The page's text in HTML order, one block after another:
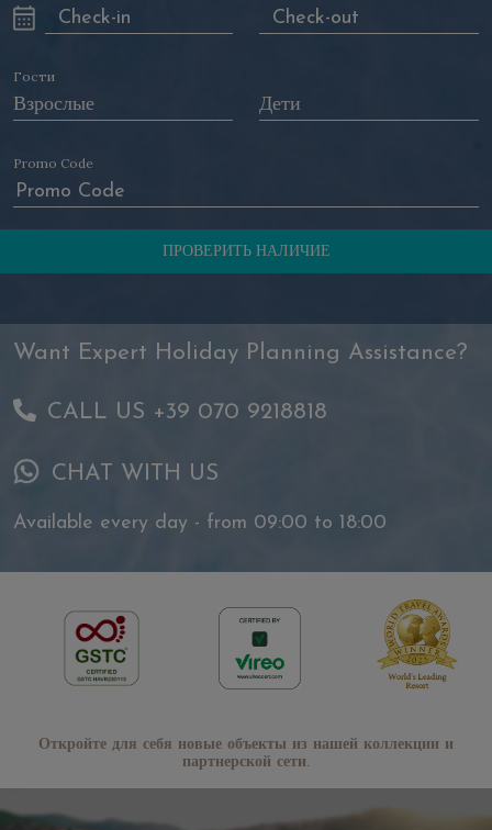
Гости
Promo Code
Want Expert Holiday Planning Assistance?
CALL US +39 070 9218818
CHAT WITH US
Available every day - from 09:00 to 18:00
Откройте для себя новые объекты из нашей коллекции и
партнерской сети.